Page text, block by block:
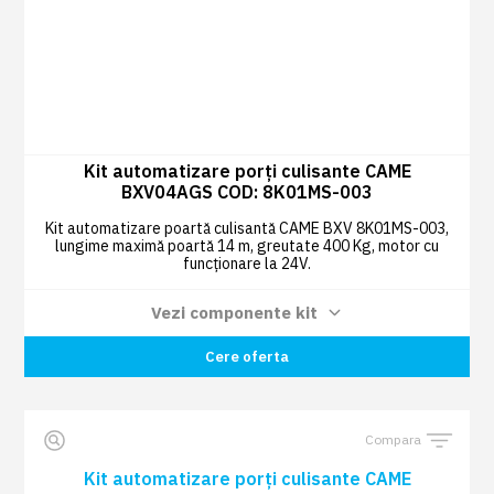
Kit automatizare porți culisante CAME
BXV04AGS COD: 8K01MS-003
Kit automatizare poartă culisantă CAME BXV 8K01MS-003,
lungime maximă poartă 14 m, greutate 400 Kg, motor cu
funcționare la 24V.
Vezi componente kit
Radiocomandă TOP44RBN 433,92 MHZ
cod dinamic (rollling) albastru deschis
2 BUC
001AF43S
Cere oferta
Compara
Kit automatizare porți culisante CAME